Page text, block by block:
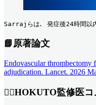
Sarrajらは､ 発症後24時間以内
📘原著論文
Endovascular thrombectomy
adjudication. Lancet. 2026
👨‍⚕️HOKUTO監修医コ